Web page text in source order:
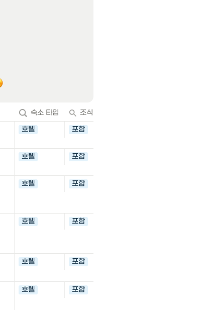
숙소 타입 조식 여부
호텔 포함
호텔 포함
호텔 포함
호텔 포함
호텔 포함
호텔 포함